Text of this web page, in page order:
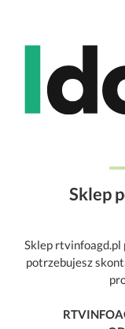
Sklep
Sklep rtvinfoagd.pl
potrzebujesz